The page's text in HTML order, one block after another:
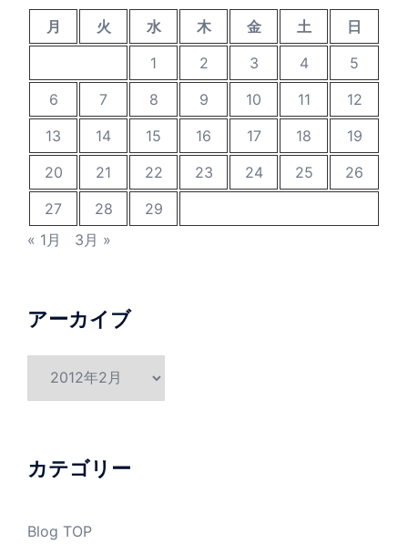
月 火 水 木 金 土
日
1
2 3 4
5
6
7 8 9 10 11
12
13
14 15 16 17 18
19
20
21 22 23 24 25
26
27
28
29
« 1月
3月 »
アーカイブ
ブ
カテゴリー
Blog TOP